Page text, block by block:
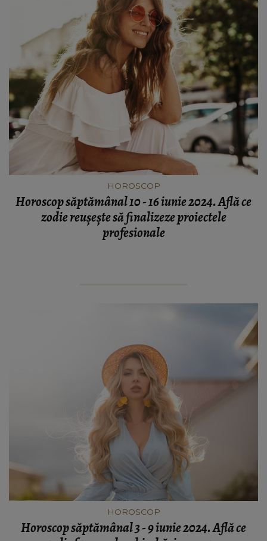
HOROSCOP
Horoscop săptămânal 10 - 16 iunie 2024. Află ce
zodie reușește să finalizeze proiectele
profesionale
HOROSCOP
Horoscop săptămânal 3 - 9 iunie 2024. Află ce